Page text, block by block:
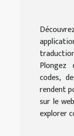
codes,
rendent
sur le
explorer